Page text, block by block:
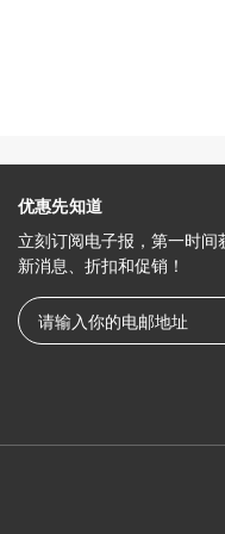
优惠先知道
立刻订阅电子报，第一时
新消息、折扣和促销！